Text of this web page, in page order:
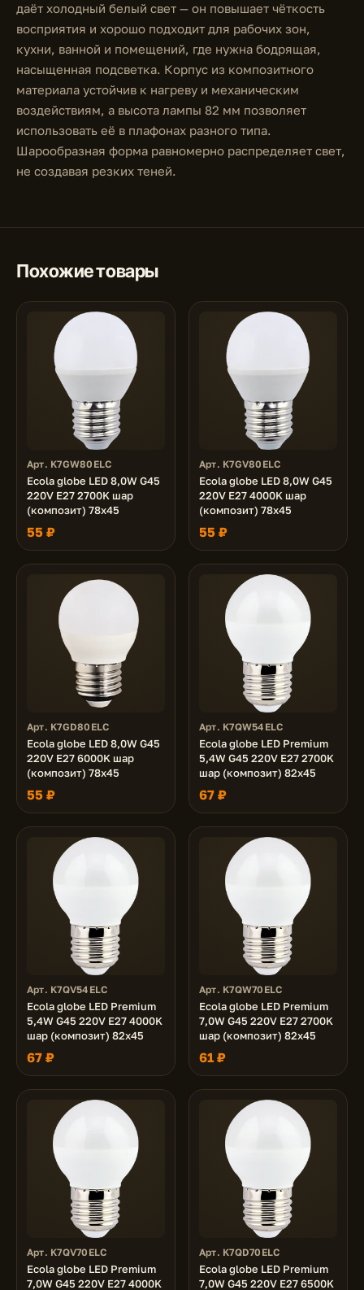
даёт холодный белый свет — он повышает чёткость
восприятия и хорошо подходит для рабочих зон,
кухни, ванной и помещений, где нужна бодрящая,
насыщенная подсветка. Корпус из композитного
материала устойчив к нагреву и механическим
воздействиям, а высота лампы 82 мм позволяет
использовать её в плафонах разного типа.
Шарообразная форма равномерно распределяет свет,
не создавая резких теней.
Похожие товары
Арт. K7GW80ELC
Ecola globe LED 8,0W G45
220V E27 2700K шар
(композит) 78x45
55 ₽
Арт. K7GV80ELC
Ecola globe LED 8,0W G45
220V E27 4000K шар
(композит) 78x45
55 ₽
Арт. K7GD80ELC
Ecola globe LED 8,0W G45
220V E27 6000K шар
(композит) 78x45
55 ₽
Арт. K7QW54ELC
Ecola globe LED Premium
5,4W G45 220V E27 2700K
шар (композит) 82x45
67 ₽
Арт. K7QV54ELC
Ecola globe LED Premium
5,4W G45 220V E27 4000K
шар (композит) 82x45
67 ₽
Арт. K7QW70ELC
Ecola globe LED Premium
7,0W G45 220V E27 2700K
шар (композит) 82x45
61 ₽
Арт. K7QV70ELC
Ecola globe LED Premium
7,0W G45 220V E27 4000K
Арт. K7QD70ELC
Ecola globe LED Premium
7,0W G45 220V E27 6500K